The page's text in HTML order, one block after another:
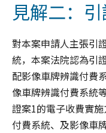
見解二：
對本案申請人主張引
統，本案法院認為引
配影像車牌辨識付費
像車牌辨識付費系統
證案1的電子收費實
付費系統、及影像車